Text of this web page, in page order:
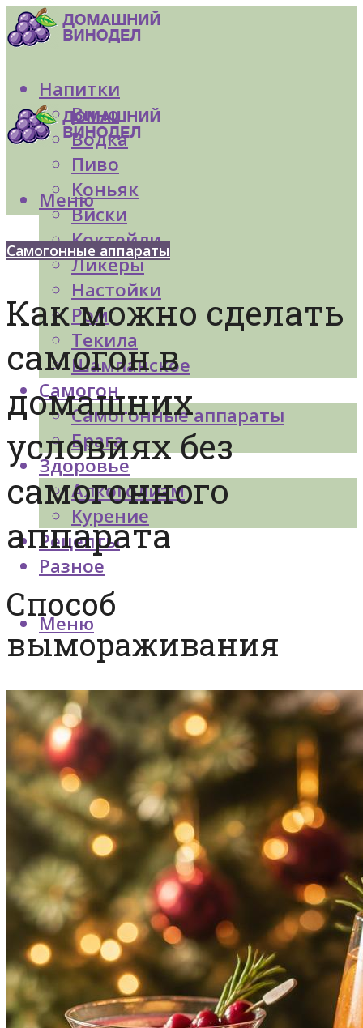
Напитки
Вино
Водка
Пиво
Коньяк
Виски
Коктейли
Ликеры
Настойки
Ром
Текила
Шампанское
Самогон
Самогонные аппараты
Брага
Здоровье
Алкоголизм
Курение
Рецепты
Разное
Меню
Меню
Самогонные аппараты
Как можно сделать
самогон в
домашних
условиях без
самогонного
аппарата
Способ
вымораживания